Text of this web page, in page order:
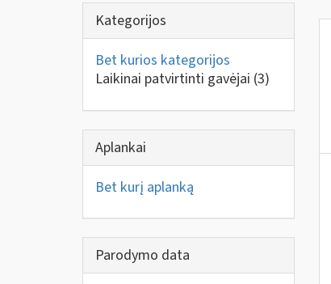
Kategorijos
Bet kurios kategorijos
Laikinai patvirtinti gavėjai (3)
Aplankai
Bet kurį aplanką
Parodymo data